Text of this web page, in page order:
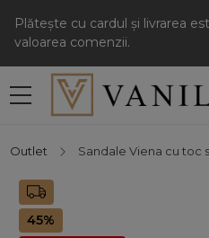
Plătește cu cardul și livrarea
valoarea comenzii.
Outlet Sandale Viena cu toc
45%